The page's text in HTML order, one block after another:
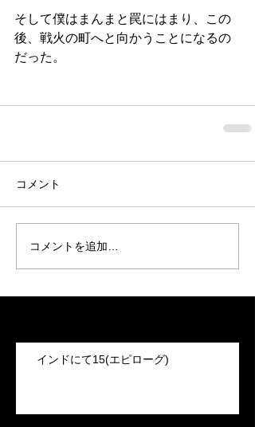
そして僕はまんまと罠にはまり、この
後、戦火の町へと向かうことになるの
だった。
コメント
コメントを追加…
インドにて15(エピローグ)